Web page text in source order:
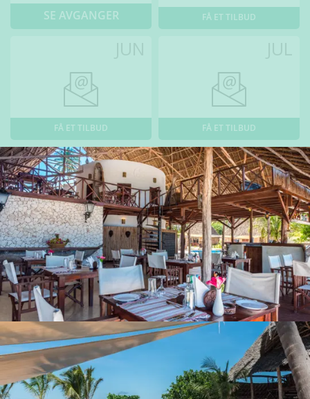
SE AVGANGER FÅ ET TILBUD
FÅ ET TILBUD FÅ ET TILBUD